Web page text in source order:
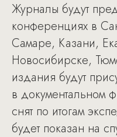
Журналы будут
конференциях в
Самаре, Казани,
Новосибирске,
издания будут
в документальном
снят по итогам
будет показан на